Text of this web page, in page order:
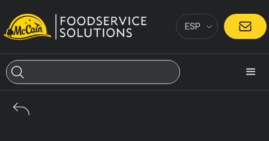
ESP CONTACTO